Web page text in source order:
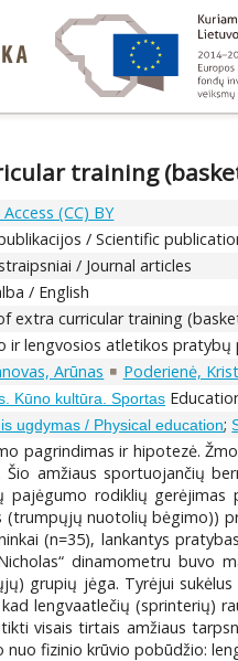
training
(CC) BY
/ Scientific
/ Journal articles
/ English
extra curricular training
ir lengvosios atletikos
Arūnas Poderienė,
Kūno kultūra. Sportas
ugdymas / Physical education;
pagrindimas ir hipotezė.
Šio amžiaus sportuojančių
pajėgumo rodiklių gerėjimas
(trumpųjų nuotolių bėgimo))
(n=35), lankantys
dinamometru buvo
grupių jėga. Tyrėjui
lengvaatlečių (sprinterių)
visais tirtais amžiaus
nuo fizinio krūvio pobūdžio: